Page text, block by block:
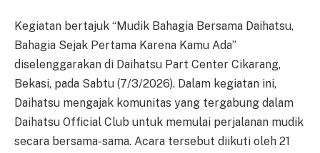
Kegiatan bertajuk “Mudik Bahagia Bersama Daihatsu,
Bahagia Sejak Pertama Karena Kamu Ada”
diselenggarakan di Daihatsu Part Center Cikarang,
Bekasi, pada Sabtu (7/3/2026). Dalam kegiatan ini,
Daihatsu mengajak komunitas yang tergabung dalam
Daihatsu Official Club untuk memulai perjalanan mudik
secara bersama-sama. Acara tersebut diikuti oleh 21